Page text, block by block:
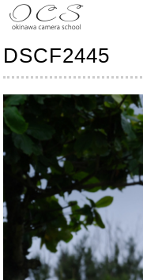
DSCF2445